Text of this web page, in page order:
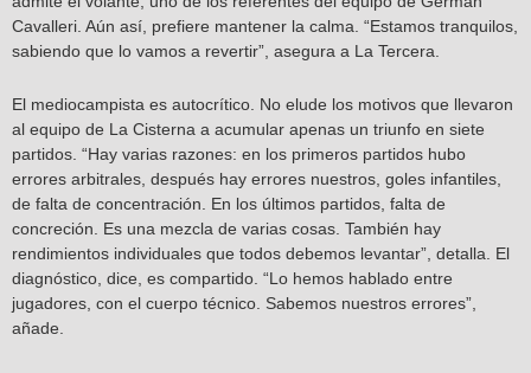
Cavalleri. Aún así, prefiere mantener la calma. “Estamos tranquilos,
sabiendo que lo vamos a revertir”, asegura a La Tercera.
El mediocampista es autocrítico. No elude los motivos que llevaron
al equipo de La Cisterna a acumular apenas un triunfo en siete
partidos. “Hay varias razones: en los primeros partidos hubo
errores arbitrales, después hay errores nuestros, goles infantiles,
de falta de concentración. En los últimos partidos, falta de
concreción. Es una mezcla de varias cosas. También hay
rendimientos individuales que todos debemos levantar”, detalla. El
diagnóstico, dice, es compartido. “Lo hemos hablado entre
jugadores, con el cuerpo técnico. Sabemos nuestros errores”,
añade.